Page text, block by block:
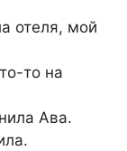
отеля, мой
то на
Ава.